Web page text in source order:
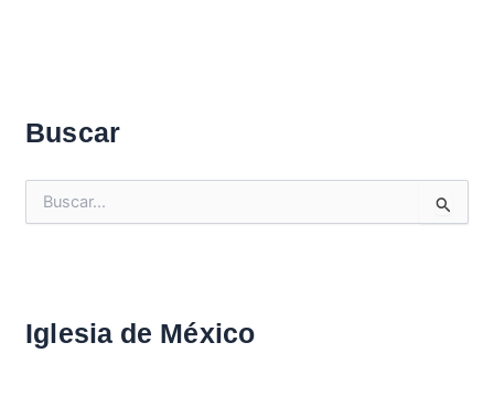
Buscar
u
Iglesia de México